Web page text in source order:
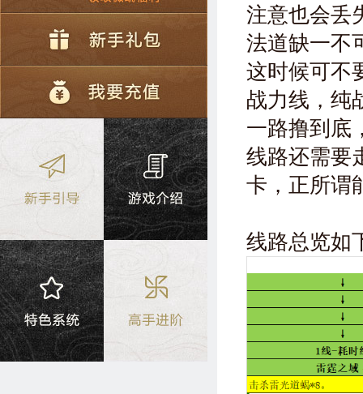
注意也会丢
法道缺一不
这时候可不
战力线，纯
一路撸到底
线路还需要
卡，正所谓
线路总览如